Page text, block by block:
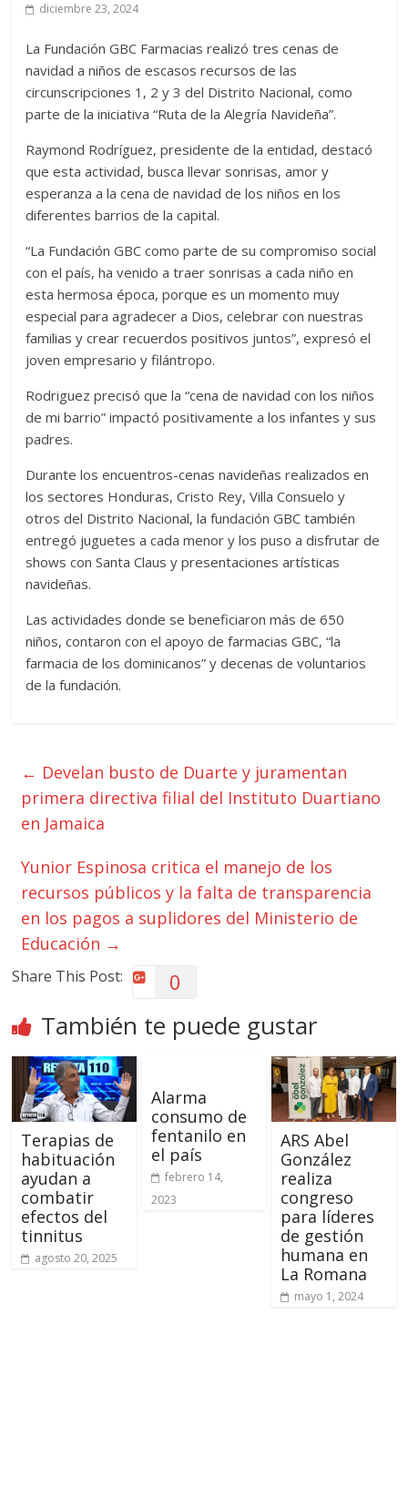
diciembre 23, 2024
La Fundación GBC Farmacias realizó tres cenas de
navidad a niños de escasos recursos de las
circunscripciones 1, 2 y 3 del Distrito Nacional, como
parte de la iniciativa “Ruta de la Alegría Navideña”.
Raymond Rodríguez, presidente de la entidad, destacó
que esta actividad, busca llevar sonrisas, amor y
esperanza a la cena de navidad de los niños en los
diferentes barrios de la capital.
“La Fundación GBC como parte de su compromiso social
con el país, ha venido a traer sonrisas a cada niño en
esta hermosa época, porque es un momento muy
especial para agradecer a Dios, celebrar con nuestras
familias y crear recuerdos positivos juntos”, expresó el
joven empresario y filántropo.
Rodriguez precisó que la “cena de navidad con los niños
de mi barrio” impactó positivamente a los infantes y sus
padres.
Durante los encuentros-cenas navideñas realizados en
los sectores Honduras, Cristo Rey, Villa Consuelo y
otros del Distrito Nacional, la fundación GBC también
entregó juguetes a cada menor y los puso a disfrutar de
shows con Santa Claus y presentaciones artísticas
navideñas.
Las actividades donde se beneficiaron más de 650
niños, contaron con el apoyo de farmacias GBC, “la
farmacia de los dominicanos” y decenas de voluntarios
de la fundación.
← Develan busto de Duarte y juramentan
primera directiva filial del Instituto Duartiano
en Jamaica
Yunior Espinosa critica el manejo de los
recursos públicos y la falta de transparencia
en los pagos a suplidores del Ministerio de
Educación →
Share This Post: 0
También te puede gustar
Terapias de
habituación
ayudan a
combatir
efectos del
tinnitus
agosto 20, 2025
Alarma
consumo de
fentanilo en
el país
febrero 14,
2023
ARS Abel
González
realiza
congreso
para líderes
de gestión
humana en
La Romana
mayo 1, 2024